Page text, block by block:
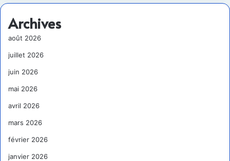
Archives
août 2026
juillet 2026
juin 2026
mai 2026
avril 2026
mars 2026
février 2026
janvier 2026